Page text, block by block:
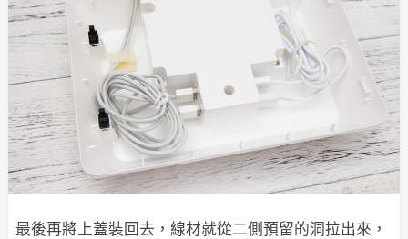
最後再將上蓋裝回去，線材就從二側預留的洞拉出來，